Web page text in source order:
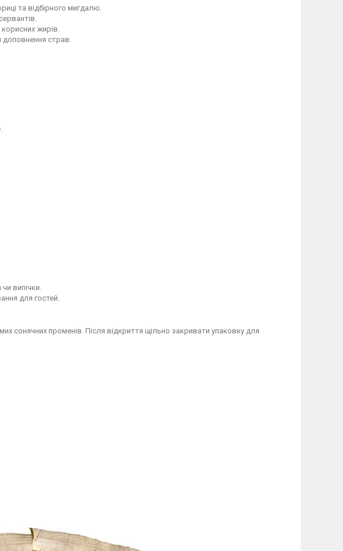
та відбірного мигдалю.
корисних жирів.
доповнення страв.
випічки.
для гостей.
сонячних променів. Після відкриття щільно закривати упаковку для